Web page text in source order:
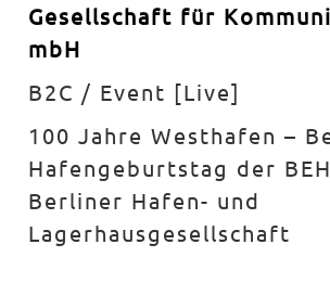
Gesellschaft für
mbH
B2C / Event [Live]
100 Jahre Westhafen –
Hafengeburtstag der
Berliner Hafen- und
Lagerhausgesellschaft